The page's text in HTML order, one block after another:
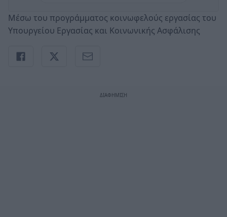
Μέσω του προγράμματος κοινωφελούς εργασίας του
Υπουργείου Εργασίας και Κοινωνικής Ασφάλισης